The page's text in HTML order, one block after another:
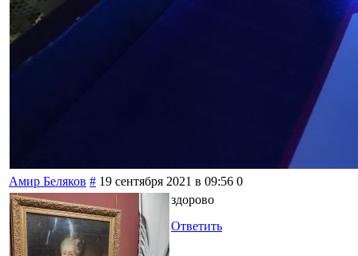
Амир Беляков # 19 сентября 2021 в 09:56 0
здорово
Ответить